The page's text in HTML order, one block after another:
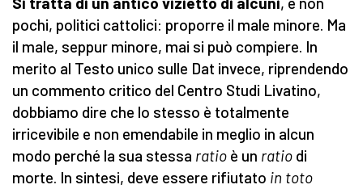
pochi, politici cattolici: proporre il male minore. Ma
il male, seppur minore, mai si può compiere. In
merito al Testo unico sulle Dat invece, riprendendo
un commento critico del Centro Studi Livatino,
dobbiamo dire che lo stesso è totalmente
irricevibile e non emendabile in meglio in alcun
modo perché la sua stessa ratio è un ratio di
morte. In sintesi, deve essere rifiutato in toto